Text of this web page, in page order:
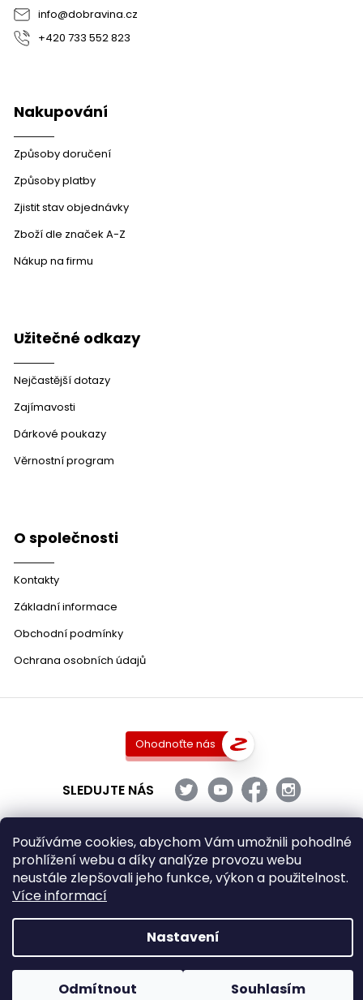
Používáme cookies, abychom Vám umožnili pohodlné
prohlížení webu a díky analýze provozu webu
neustále zlepšovali jeho funkce, výkon a použitelnost.
Více informací
Nastavení
Odmítnout Souhlasím
info@dobravina.cz
+420 733 552 823
Nakupování
Způsoby doručení
Způsoby platby
Zjistit stav objednávky
Zboží dle značek A-Z
Nákup na firmu
Užitečné odkazy
Nejčastější dotazy
Zajímavosti
Dárkové poukazy
Věrnostní program
O společnosti
Kontakty
Základní informace
Obchodní podmínky
Ochrana osobních údajů
Ohodnoťte nás
SLEDUJTE NÁS
Vytvořil Shoptet
Copyright 2026DobraVina.cz. Všechna práva vyhrazena.
Upravit nastavení cookies
Grafický návrh vytvořil a nakódoval